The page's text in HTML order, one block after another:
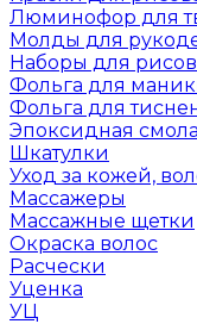
Люминофор для
Молды для
Наборы для
Фольга для
Фольга для
Эпоксидная
Шкатулки
Уход за кожей,
Массажеры
Массажные щетки
Окраска волос
Расчески
Уценка
УЦ